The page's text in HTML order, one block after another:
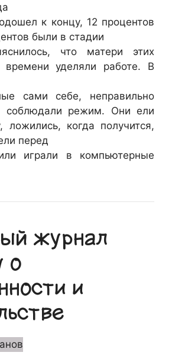
к концу, 12 процентов
были в стадии
что матери этих
уделяли работе. В
сами себе, неправильно
соблюдали режим. Они ели
когда получится,
перед
играли в компьютерные
журнал
о
и